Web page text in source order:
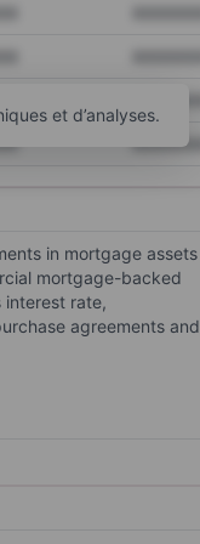
XXXXXXX
et d’analyses.
in mortgage assets
mortgage-backed
interest rate,
agreements and